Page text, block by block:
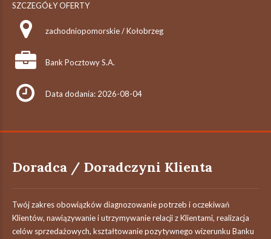
SZCZEGÓŁY OFERTY
zachodniopomorskie / Kołobrzeg
Bank Pocztowy S.A.
Data dodania: 2026-08-04
Doradca / Doradczyni Klienta
Twój zakres obowiązków diagnozowanie potrzeb i oczekiwań
Klientów, nawiązywanie i utrzymywanie relacji z Klientami, realizacja
celów sprzedażowych, kształtowanie pozytywnego wizerunku Banku